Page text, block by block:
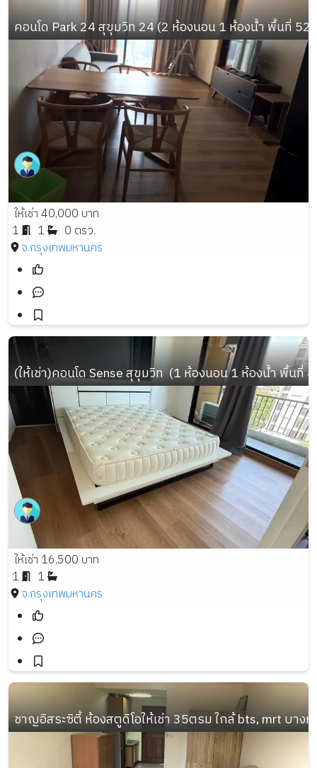
คอนโด Park 24 สุขุมวิท 24 (2 ห้องนอน 1 ห้องน้ำ พื้นที่
ให้เช่า 40,000 บาท
1
1
0 ตรว.
จ.กรุงเทพมหานคร
(ให้เช่า)คอนโด Sense สุขุมวิท  (1 ห้องนอน 1 ห้องน้ำ พื้นที่
ให้เช่า 16,500 บาท
1
1
จ.กรุงเทพมหานคร
ชาญอิสระซิตี้ ห้องสตูดิโอให้เช่า 35ตรม ใกล้ bts, mrt บาง